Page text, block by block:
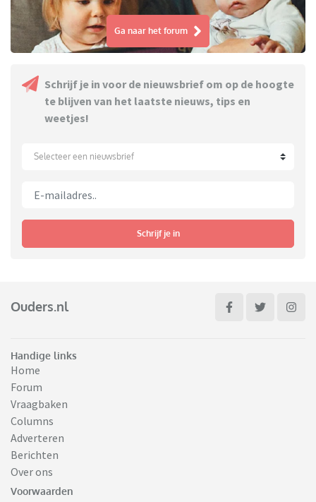
Ga naar het forum
Schrijf je in voor de nieuwsbrief om op de hoogte
te blijven van het laatste nieuws, tips en
weetjes!
Selecteer een nieuwsbrief
Schrijf je in
Ouders.nl
Handige links
Home
Forum
Vraagbaken
Columns
Adverteren
Berichten
Over ons
Voorwaarden